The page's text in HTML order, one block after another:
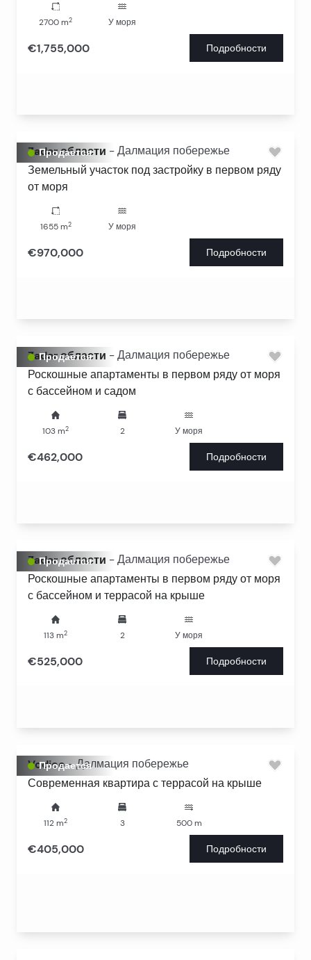
2700 m2 У моря
€1,755,000 Подробности
Продается
Zadar области - Далмация побережье
Земельный участок под застройку в первом ряду
от моря
1655m2 У моря
€970,000 Подробности
Продается
Zadar области - Далмация побережье
Роскошные апартаменты в первом ряду от моря
с бассейном и садом
103 m2 2 У моря
€462,000 Подробности
Продается
Zadar области - Далмация побережье
Роскошные апартаменты в первом ряду от моря
с бассейном и террасой на крыше
113 m2 2 У моря
€525,000 Подробности
Продается
Vodice - Далмация побережье
Современная квартира с террасой на крыше
112 m2 3 500m
€405,000 Подробности